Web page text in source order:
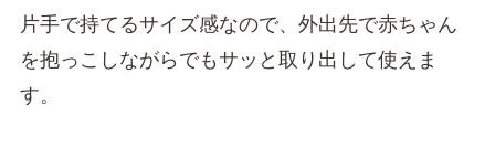
片手で持てるサイズ感なので、外出先で赤ちゃん
を抱っこしながらでもサッと取り出して使えま
す。